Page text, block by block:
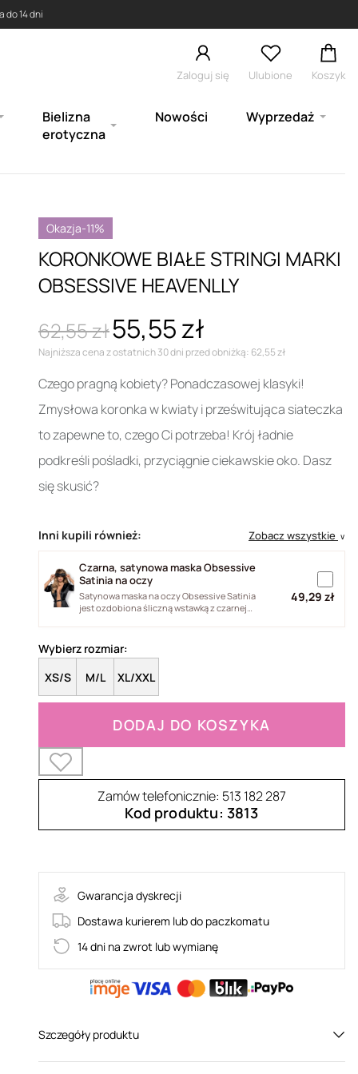
do 14 dni
Zaloguj się Ulubione Koszyk
Bielizna
erotyczna
Nowości Wyprzedaż
Okazja-11%
KORONKOWE BIAŁE STRINGI MARKI
OBSESSIVE HEAVENLLY
62,55 zł55,55 zł
Najniższa cena z ostatnich 30 dni przed obniżką: 62,55 zł
Czego pragną kobiety? Ponadczasowej klasyki!
Zmysłowa koronka w kwiaty i prześwitująca siateczka
to zapewne to, czego Ci potrzeba! Krój ładnie
podkreśli pośladki, przyciągnie ciekawskie oko. Dasz
się skusić?
Inni kupili również: Zobacz wszystkie ∨
Czarna, satynowa maska Obsessive
Satinia na oczy
Satynowa maska na oczy Obsessive Satinia
jest ozdobiona śliczną wstawką z czarnej
49,29 zł
Wybierz rozmiar:
XS/S
M/L XL/XXL
DODAJ DO KOSZYKA
Zamów telefonicznie: 513 182 287
Kod produktu: 3813
Gwarancja dyskrecji
Dostawa kurierem lub do paczkomatu
14 dni na zwrot lub wymianę
Szczegóły produktu